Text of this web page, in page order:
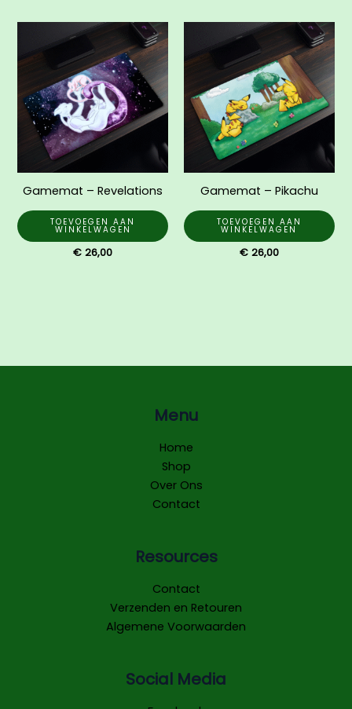
Gamemat – Revelations
TOEVOEGEN AAN
WINKELWAGEN
€ 26,00
Gamemat – Pikachu
TOEVOEGEN AAN
WINKELWAGEN
€26,00
Menu
Home
Shop
Over Ons
Contact
Resources
Contact
Verzenden en Retouren
Algemene Voorwaarden
Social Media